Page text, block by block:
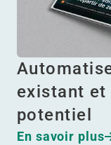
existant et
potentiel
En savoir plus